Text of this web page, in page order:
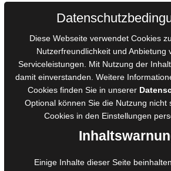
AGB für Medienprojekte
Online-Artikel
Manuskripte einreichen
Ausschreibungen
Belegexemplare
Eigenbedarfsexemplare
Diese Webseite verwendet Cookies
Nutzerfreundlichkeit und Anbietung
Serviceleistungen. Mit Nutzung der
damit einverstanden. Weitere
Cookies finden Sie in unserer
Optional können Sie die Nutzung nicht
Cookies in den Einstellungen
Einige Inhalte dieser Seite